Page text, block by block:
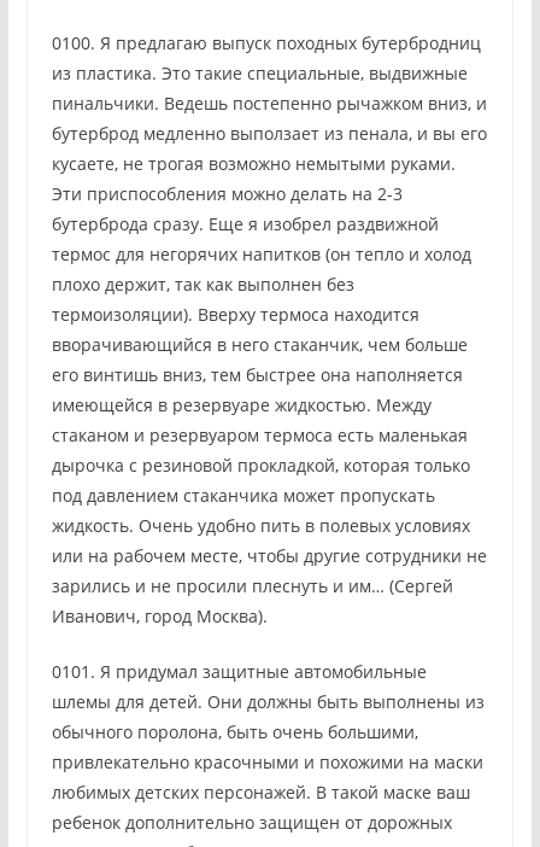
0100. Я предлагаю выпуск походных бутербродниц
из пластика. Это такие специальные, выдвижные
пинальчики. Ведешь постепенно рычажком вниз, и
бутерброд медленно выползает из пенала, и вы его
кусаете, не трогая возможно немытыми руками.
Эти приспособления можно делать на 2-3
бутерброда сразу. Еще я изобрел раздвижной
термос для негорячих напитков (он тепло и холод
плохо держит, так как выполнен без
термоизоляции). Вверху термоса находится
вворачивающийся в него стаканчик, чем больше
его винтишь вниз, тем быстрее она наполняется
имеющейся в резервуаре жидкостью. Между
стаканом и резервуаром термоса есть маленькая
дырочка с резиновой прокладкой, которая только
под давлением стаканчика может пропускать
жидкость. Очень удобно пить в полевых условиях
или на рабочем месте, чтобы другие сотрудники не
зарились и не просили плеснуть и им… (Сергей
Иванович, город Москва).
0101. Я придумал защитные автомобильные
шлемы для детей. Они должны быть выполнены из
обычного поролона, быть очень большими,
привлекательно красочными и похожими на маски
любимых детских персонажей. В такой маске ваш
ребенок дополнительно защищен от дорожных